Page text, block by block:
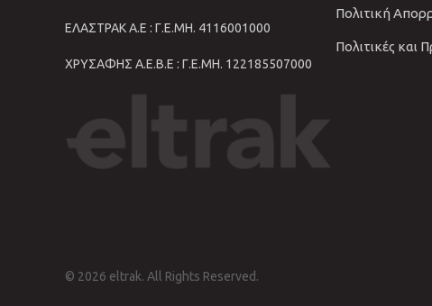
ΕΛΑΣΤΡΑΚ Α.Ε : Γ.Ε.ΜΗ. 4116001000
ΧΡΥΣΑΦΗΣ Α.Ε.Β.Ε : Γ.Ε.ΜΗ. 122185507000
Πολιτική
Πολιτικές και
© 2026 eltrak. All Rights Reserved.